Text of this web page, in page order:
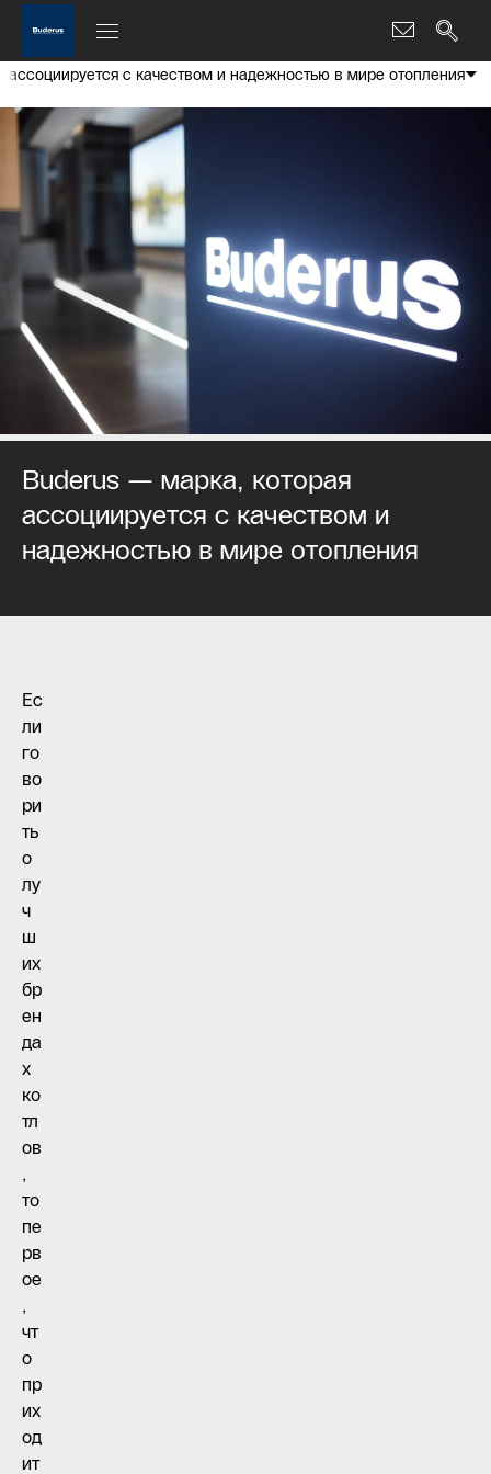
с качеством и надежностью в мире отопления
Buderus — марка, которая
ассоциируется с качеством и
надежностью в мире отопления
Ес
ли
го
во
ри
ть
о
лу
ч
ш
их
бр
ен
да
х
ко
тл
ов
,
то
пе
рв
ое
,
чт
о
пр
их
од
ит